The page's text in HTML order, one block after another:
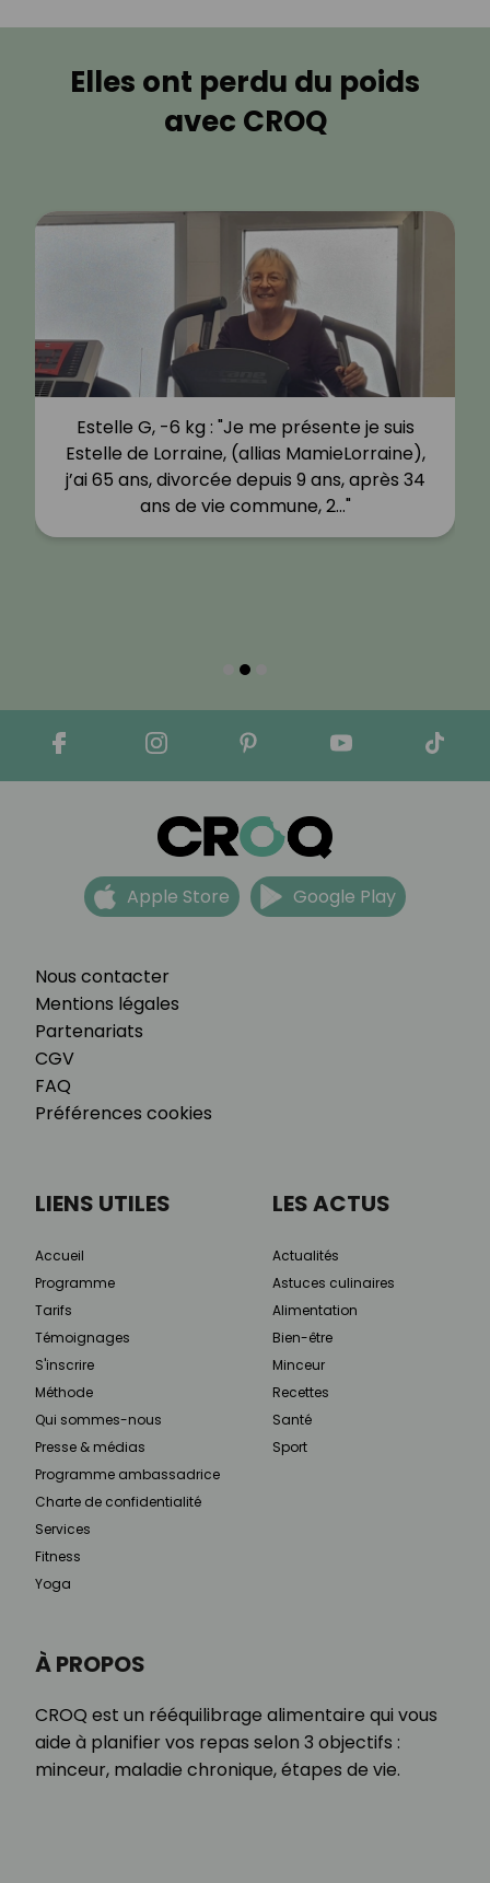
Elles ont perdu du poids
avec CROQ
Estelle G, -6 kg : "Je me présente je suis
Estelle de Lorraine, (allias MamieLorraine),
j’ai 65 ans, divorcée depuis 9 ans, après 34
ans de vie commune, 2…"
Nous contacter
Mentions légales
Partenariats
CGV
FAQ
Préférences cookies
Apple Store Google Play
À PROPOS
CROQ est un rééquilibrage alimentaire qui vous
aide à planifier vos repas selon 3 objectifs :
minceur, maladie chronique, étapes de vie.
LIENS UTILES
Accueil
Programme
Tarifs
Témoignages
S'inscrire
Méthode
Qui sommes-nous
Presse & médias
Programme ambassadrice
Charte de confidentialité
Services
Fitness
Yoga
LES ACTUS
Actualités
Astuces culinaires
Alimentation
Bien-être
Minceur
Recettes
Santé
Sport